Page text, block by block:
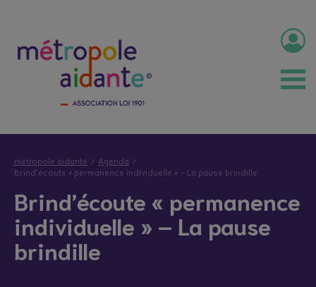
métropole aidante
Agenda
Brind’écoute « permanence individuelle » – La pause brindille
Brind’écoute « permanence
individuelle » – La pause
brindille